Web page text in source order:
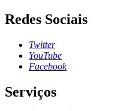
Redes Sociais
Twitter
YouTube
Facebook
Serviços